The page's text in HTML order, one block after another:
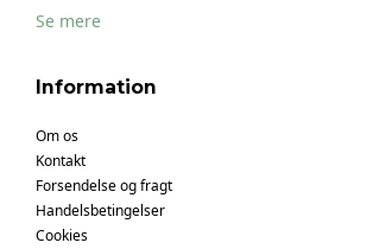
Se mere
Information
Om os
Kontakt
Forsendelse og fragt
Handelsbetingelser
Cookies